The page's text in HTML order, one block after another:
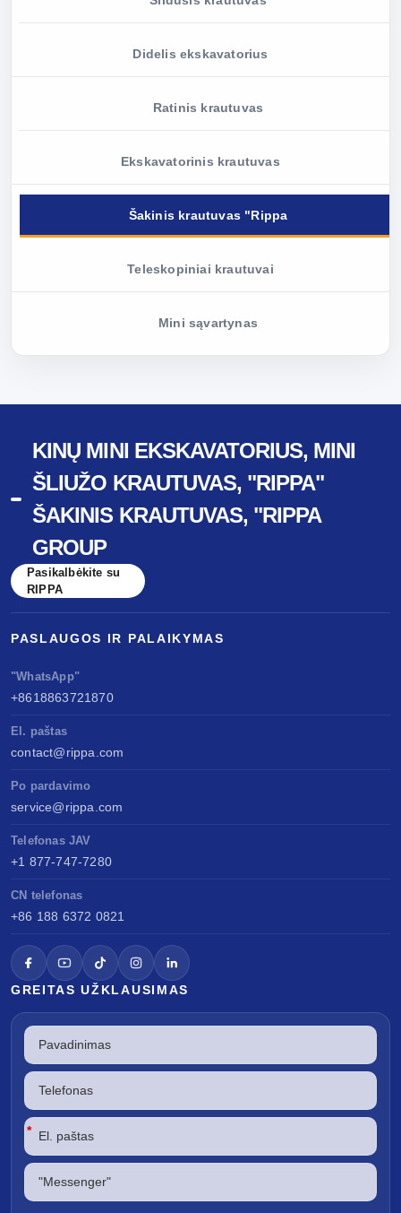
Didelis ekskavatorius
Ratinis krautuvas
Ekskavatorinis krautuvas
Šakinis krautuvas "Rippa
Teleskopiniai krautuvai
Mini sąvartynas
KINŲ MINI EKSKAVATORIUS, MINI
ŠLIUŽO KRAUTUVAS, "RIPPA"
ŠAKINIS KRAUTUVAS, "RIPPA
GROUP
Pasikalbėkite su
RIPPA
PASLAUGOS IR PALAIKYMAS
"WhatsApp"
+8618863721870
El. paštas
contact@rippa.com
Po pardavimo
service@rippa.com
Telefonas JAV
+1 877-747-7280
CN telefonas
+86 188 6372 0821
GREITAS UŽKLAUSIMAS
*